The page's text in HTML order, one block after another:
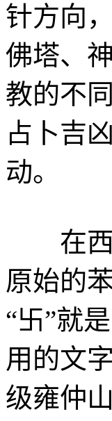
针方向
佛塔、
教的不
占卜吉
动。
在西
原始的
“卐”就
用的文
级雍仲